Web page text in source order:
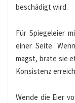
beschädigt wird.
Für Spiegeleier
einer Seite.
magst, brate sie
Konsistenz
Wende die Eier